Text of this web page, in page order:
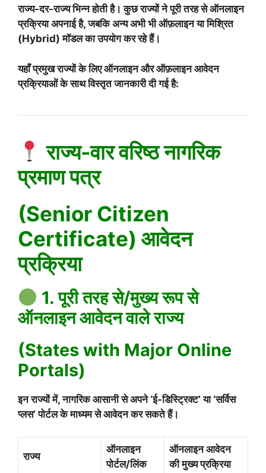
राज्य-दर-राज्य भिन्न होती है। कुछ राज्यों ने पूरी तरह से ऑनलाइन
प्रक्रिया अपनाई है, जबकि अन्य अभी भी ऑफ़लाइन या मिश्रित
(Hybrid) मॉडल का उपयोग कर रहे हैं।
यहाँ प्रमुख राज्यों के लिए ऑनलाइन और ऑफ़लाइन आवेदन
प्रक्रियाओं के साथ विस्तृत जानकारी दी गई है:
राज्य-वार वरिष्ठ नागरिक
प्रमाण पत्र
(Senior Citizen
Certificate) आवेदन
प्रक्रिया
1. पूरी तरह से/मुख्य रूप से
ऑनलाइन आवेदन वाले राज्य
(States with Major Online
Portals)
इन राज्यों में, नागरिक आसानी से अपने ‘ई-डिस्ट्रिक्ट’ या ‘सर्विस
प्लस’ पोर्टल के माध्यम से आवेदन कर सकते हैं।
राज्य
ऑनलाइन
पोर्टल/लिंक
ऑनलाइन आवेदन
की मुख्य प्रक्रिया